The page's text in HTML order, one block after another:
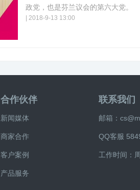
政党，也是芬兰议会的第六大党。
| 2018-9-13 13:00
合作伙伴
新闻媒体
商家合作
客户案例
产品服务
联系我们
邮箱：
QQ客服
工作时间：